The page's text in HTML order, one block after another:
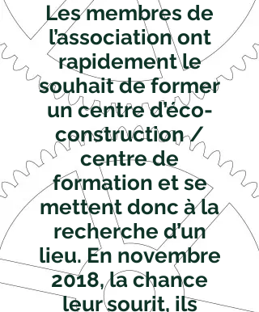
Les membres de
l’association ont
rapidement le
souhait de former
un centre d’éco-
construction /
centre de
formation et se
mettent donc à la
recherche d’un
lieu. En novembre
2018, la chance
leur sourit, ils